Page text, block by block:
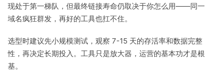
现处于第一梯队，但最终链接寿命仍取决于你怎么用——同一
域名疯狂群发，再好的工具也扛不住。
选型时建议先小规模测试，观察 7-15 天的存活率和数据完整
性，再决定长期投入。工具只是放大器，运营的基本功才是根
基。